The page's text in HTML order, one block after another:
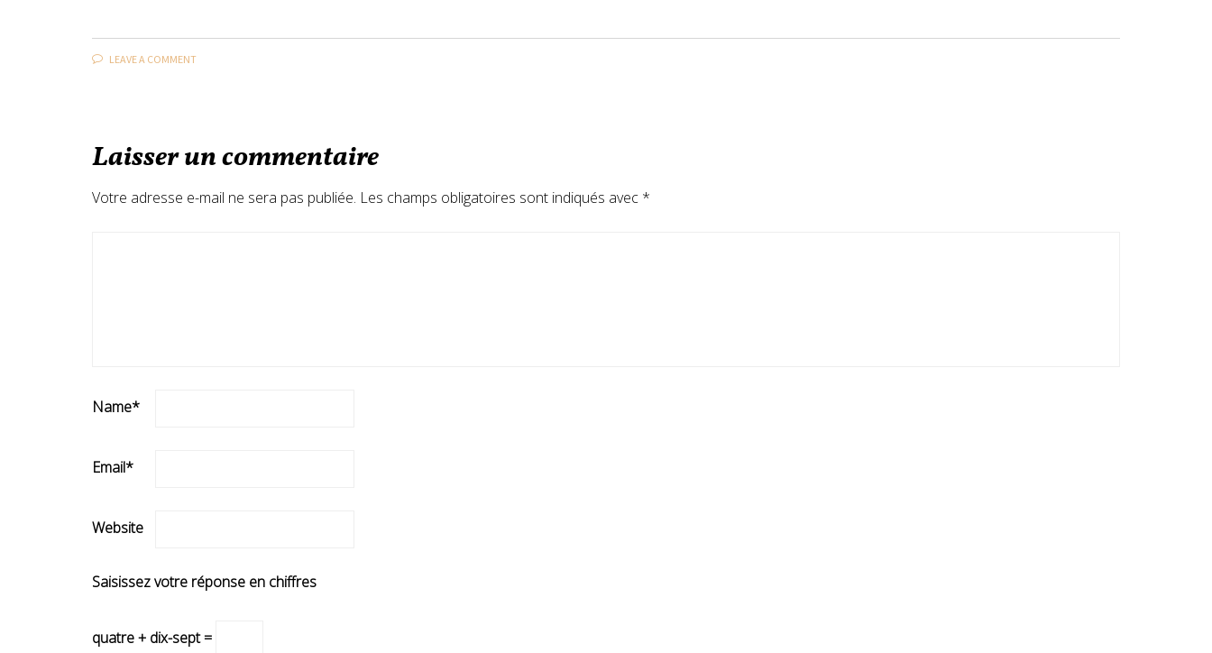
LEAVE A COMMENT
Laisser un commentaire
Votre adresse e-mail ne sera pas publiée. Les champs obligatoires sont indiqués avec *
Name*
Email*
Website
Saisissez votre réponse en chiffres
quatre + dix-sept =